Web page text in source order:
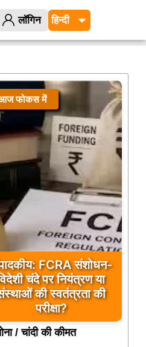
लॉगिन
फोकस में
FCRA संशोधन-
चंदे पर नियंत्रण या
की स्वतंत्रता की
परीक्षा?
/ चांदी की कीमत